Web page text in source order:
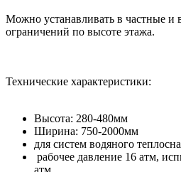
Можно устанавливать в частные и
ограничений по высоте этажа.
Технические характеристики:
Высота: 280-480мм
Ширина: 750-2000мм
для систем водяного
рабочее давление 16 атм,
атм